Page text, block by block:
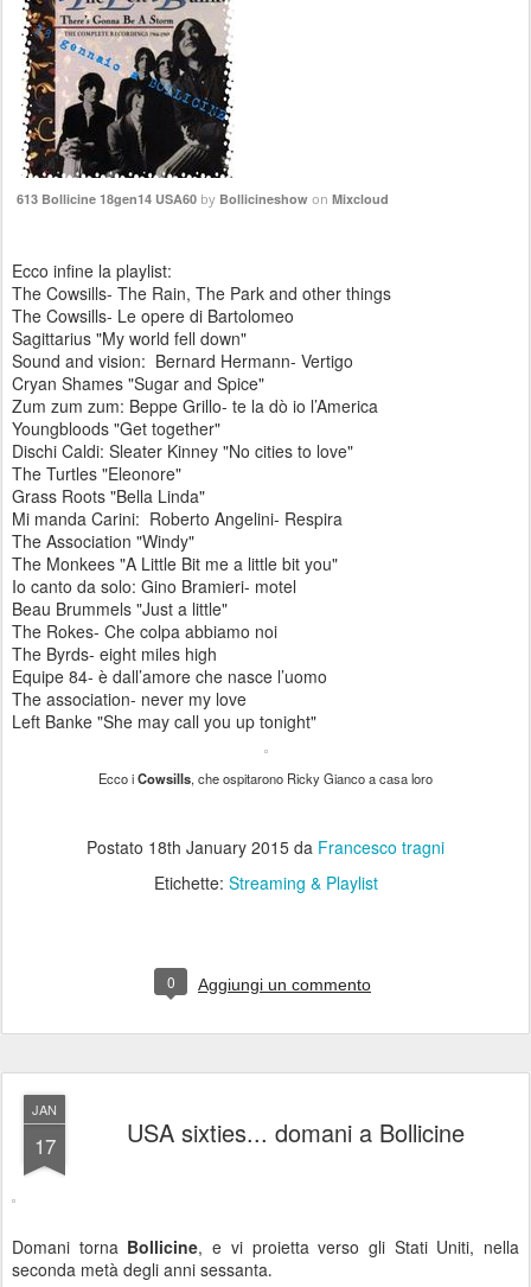
613 Bollicine 18gen14 USA60 by Bollicineshow on Mixcloud
Ecco infine la playlist:
The Cowsills- The Rain, The Park and other things
The Cowsills- Le opere di Bartolomeo
Sagittarius "My world fell down"
Sound and vision: Bernard Hermann- Vertigo
Cryan Shames "Sugar and Spice"
Zum zum zum: Beppe Grillo- te la dò io l’America
Youngbloods "Get together"
Dischi Caldi: Sleater Kinney "No cities to love"
The Turtles "Eleonore"
Grass Roots "Bella Linda"
Mi manda Carini: Roberto Angelini- Respira
The Association "Windy"
The Monkees "A Little Bit me a little bit you"
Io canto da solo: Gino Bramieri- motel
Beau Brummels "Just a little"
The Rokes- Che colpa abbiamo noi
The Byrds- eight miles high
Equipe 84- è dall’amore che nasce l’uomo
The association- never my love
Left Banke "She may call you up tonight"
Ecco iCowsills, che ospitarono Ricky Gianco a casa loro
Postato 18th January 2015 da Francesco tragni
Etichette: Streaming & Playlist
0 Aggiungi un commento
JAN
17 USA sixties... domani a Bollicine
Domani torna‎ Bollicine, e vi proietta verso gli Stati Uniti, nella
seconda metà degli anni sessanta‎.